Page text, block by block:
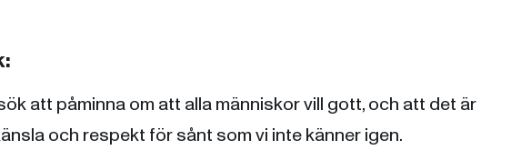
att påminna om att alla människor vill gott, och att det är
och respekt för sånt som vi inte känner igen.